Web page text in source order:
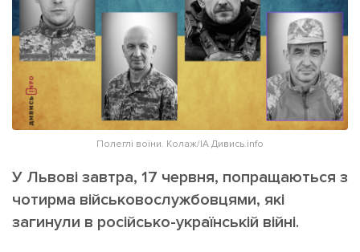
ІНШЕ
Картки
Репортаж
Розслідування
Погляди
Ініціативи
Лонгріди
Полеглі воїни. Колаж/ІА Дивись.info
У Львові завтра, 17 червня, попращаються з
чотирма військовослужбовцями, які
загинули в російсько-українській війні.